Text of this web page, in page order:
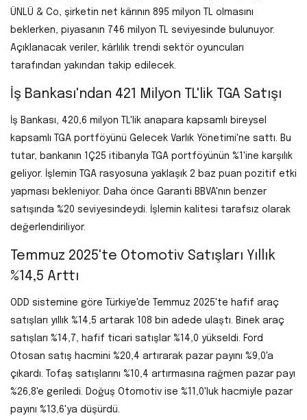
ÜNLÜ & Co, şirketin net kârının 895 milyon TL olmasını
beklerken, piyasanın 746 milyon TL seviyesinde bulunuyor.
Açıklanacak veriler, kârlılık trendi sektör oyuncuları
tarafından yakından takip edilecek.
İş Bankası'ndan 421 Milyon TL'lik TGA Satışı
İş Bankası, 420,6 milyon TL'lik anapara kapsamlı bireysel
kapsamlı TGA portföyünü Gelecek Varlık Yönetimi'ne sattı. Bu
tutar, bankanın 1Ç25 itibarıyla TGA portföyünün %1'ine karşılık
geliyor. İşlemin TGA rasyosuna yaklaşık 2 baz puan pozitif etki
yapması bekleniyor. Daha önce Garanti BBVA'nın benzer
satışında %20 seviyesindeydi. İşlemin kalitesi tarafsız olarak
değerlendiriliyor.
Temmuz 2025'te Otomotiv Satışları Yıllık
%14,5 Arttı
ODD sistemine göre Türkiye'de Temmuz 2025'te hafif araç
satışları yıllık %14,5 artarak 108 bin adede ulaştı. Binek araç
satışları %14,7, hafif ticari satışlar %14,0 yükseldi. Ford
Otosan satış hacmini %20,4 artırarak pazar payını %9,0'a
çıkardı. Tofaş satışlarını %10,4 artırmasına rağmen pazar payı
%26,8'e geriledi. Doğuş Otomotiv ise %11,0'luk hacmiyle pazar
payını %13,6'ya düşürdü.